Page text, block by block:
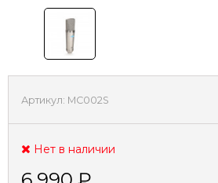
Артикул: MC002S
Нет в наличии